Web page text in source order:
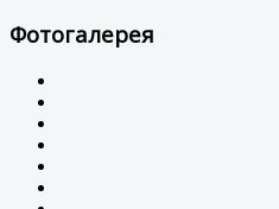
Фотогалерея